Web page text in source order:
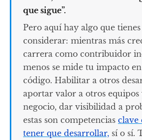
que sigue”.
Pero aquí hay algo que
considerar: mientras más
carrera como contribuidor
menos se mide tu impacto
código. Habilitar a otros
aportar valor a otros equipos
negocio, dar visibilidad a
estas son competencias clave
tener que desarrollar, sí o sí.